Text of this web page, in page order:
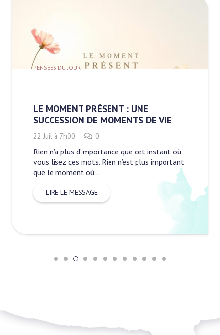
PENSÉES DU JOUR
LE MOMENT PRÉSENT : UNE
SUCCESSION DE MOMENTS DE VIE
22 Juil à 7h00 0
Rien n’a plus d’importance que cet instant où
vous lisez ces mots. Rien n’est plus important
que le moment où…
LIRE LE MESSAGE